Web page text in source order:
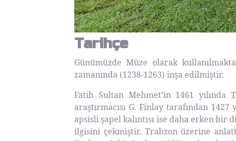
Tarihçe
Günümüzde Müze olarak
zamanında (1238-1263) inşa edilmiştir.
Fatih Sultan Mehmet’in 1461
araştırmacısı G. Finlay tarafından
apsisli şapel kalıntısı ise daha erken bir
ilgisini çekmiştir. Trabzon üzerine